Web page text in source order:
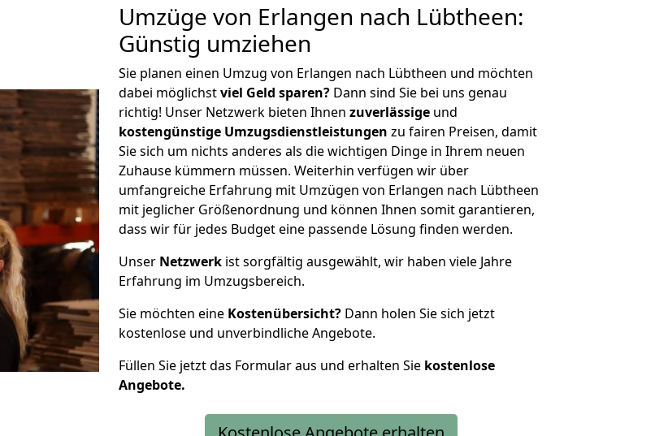
Umzüge von Erlangen nach Lübtheen:
Günstig umziehen
Sie planen einen Umzug von Erlangen nach Lübtheen und möchten
dabei möglichstviel Geld sparen? Dann sind Sie bei uns genau
richtig! Unser Netzwerk bieten Ihnen zuverlässige und
kostengünstige Umzugsdienstleistungen zu fairen Preisen, damit
Sie sich um nichts anderes als die wichtigen Dinge in Ihrem neuen
Zuhause kümmern müssen. Weiterhin verfügen wir über
umfangreiche Erfahrung mit Umzügen von Erlangen nach Lübtheen
mit jeglicher Größenordnung und können Ihnen somit garantieren,
dass wir für jedes Budget eine passende Lösung finden werden.
Unser Netzwerk ist sorgfältig ausgewählt, wir haben viele Jahre
Erfahrung im Umzugsbereich.
Sie möchten eine Kostenübersicht? Dann holen Sie sich jetzt
kostenlose und unverbindliche Angebote.
Füllen Sie jetzt das Formular aus und erhalten Sie kostenlose
Angebote.